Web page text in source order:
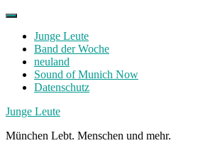
Skip
contentJunge Leute
Band der Woche
neuland
Sound of Munich Now
Datenschutz
Facebook
Twitter
Instagram
Junge Leute
München Lebt. Menschen und mehr.